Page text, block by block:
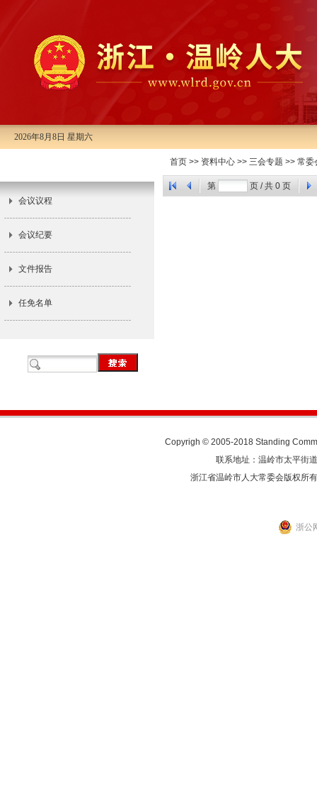
2026年8月8日 星期六
会议议程
会议纪要
文件报告
任免名单
首页 >> 资料中心 >> 三会专题 >> 常委
第 页 / 共 0 页
Copyrigh © 2005-2018 Standing
联系地址：温岭市太平
浙江省温岭市人大常委会版权所
浙公